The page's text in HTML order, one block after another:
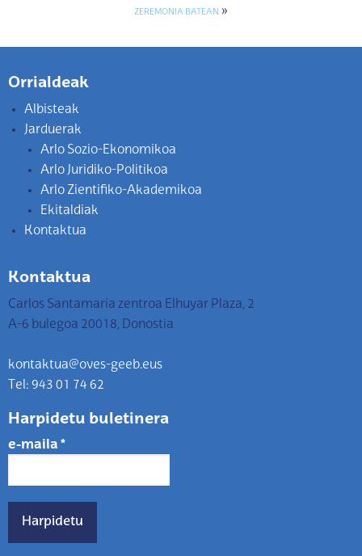
ZEREMONIA BATEAN »
Orrialdeak
Albisteak
Jarduerak
Arlo Sozio-Ekonomikoa
Arlo Juridiko-Politikoa
Arlo Zientifiko-Akademikoa
Ekitaldiak
Kontaktua
Kontaktua
Carlos Santamaria zentroa Elhuyar Plaza, 2
A-6 bulegoa 20018, Donostia
kontaktua@oves-geeb.eus
Tel: 943 01 74 62
Harpidetu buletinera
e-maila *